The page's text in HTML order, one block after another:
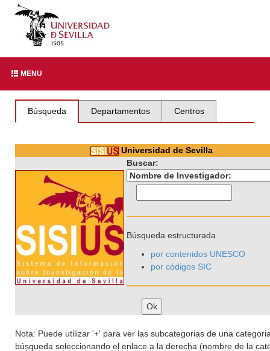
MENU
Búsqueda Departamentos Centros
Universidad de Sevilla
Buscar:
Búsqueda estructurada
por contenidos UNESCO
por códigos SIC
Nota: Puede utilizar '+' para ver las subcategorias de una
búsqueda seleccionando el enlace a la derecha (nombre de la